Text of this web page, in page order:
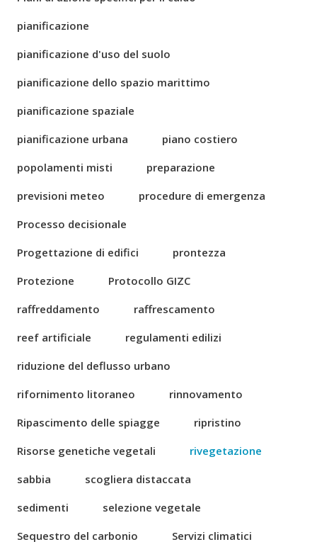
pianificazione
pianificazione d'uso del suolo
pianificazione dello spazio marittimo
pianificazione spaziale
pianificazione urbana
piano costiero
popolamenti misti
preparazione
previsioni meteo
procedure di emergenza
Processo decisionale
Progettazione di edifici
prontezza
Protezione
Protocollo GIZC
raffreddamento
raffrescamento
reef artificiale
regulamenti edilizi
riduzione del deflusso urbano
rifornimento litoraneo
rinnovamento
Ripascimento delle spiagge
ripristino
Risorse genetiche vegetali
rivegetazione
sabbia
scogliera distaccata
sedimenti
selezione vegetale
Sequestro del carbonio
Servizi climatici